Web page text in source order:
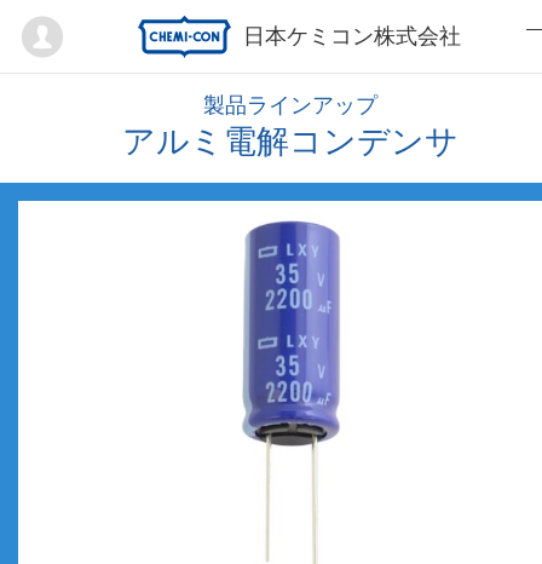
日本ケミコン株式会社
Mypage
製品ラインアップ
アルミ電解コンデンサ